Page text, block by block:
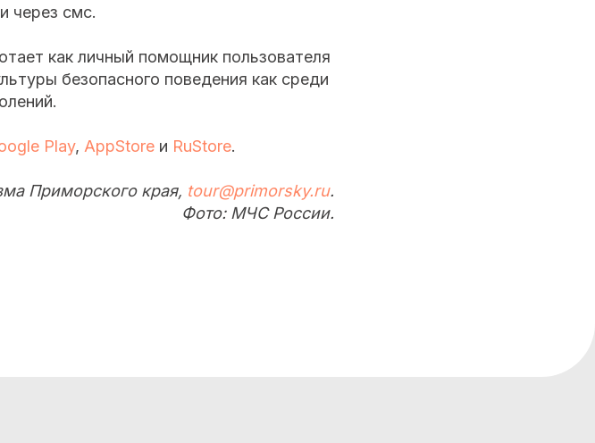
через смс.
как личный помощник пользователя
безопасного поведения как среди
Play, AppStore и RuStore.
Приморского края, tour@primorsky.ru.
Фото: МЧС России.